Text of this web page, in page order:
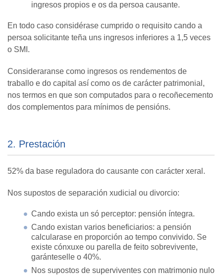
ingresos propios e os da persoa causante.
En todo caso considérase cumprido o requisito cando a
persoa solicitante teña uns ingresos inferiores a 1,5 veces
o SMI.
Consideraranse como ingresos os rendementos de
traballo e do capital así como os de carácter patrimonial,
nos termos en que son computados para o recoñecemento
dos complementos para mínimos de pensións.
2. Prestación
52% da base reguladora do causante con carácter xeral.
Nos supostos de separación xudicial ou divorcio:
Cando exista un só perceptor: pensión íntegra.
Cando existan varios beneficiarios: a pensión
calcularase en proporción ao tempo convivido. Se
existe cónxuxe ou parella de feito sobrevivente,
garánteselle o 40%.
Nos supostos de superviventes con matrimonio nulo